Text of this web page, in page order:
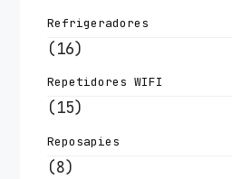
Refrigeradores
(16)
Repetidores WIFI
(15)
Reposapies
(8)